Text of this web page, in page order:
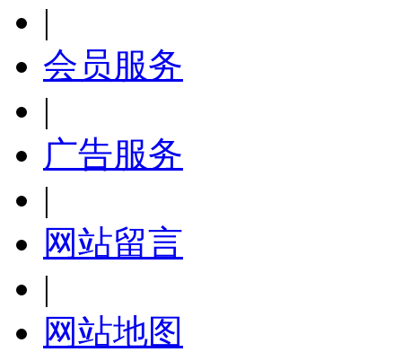
|
会员服务
|
广告服务
|
网站留言
|
网站地图